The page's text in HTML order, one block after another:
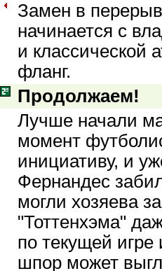
Замен в
начинается с
и классической
фланг.
Продолжаем!
Лучше начали
момент
инициативу, и
Фернандес
могли хозяева
"Тоттенхэма"
по текущей игре
шпор может